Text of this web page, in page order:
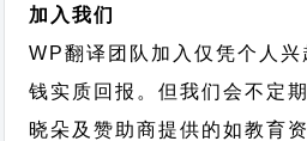
加入我们
WP翻译团队加入仅凭个人
钱实质回报。但我们会不定
晓朵及赞助商提供的如教育